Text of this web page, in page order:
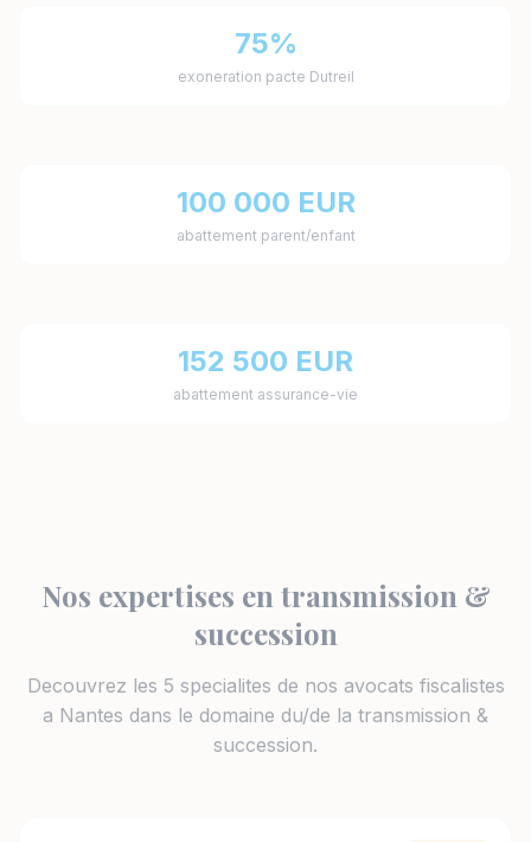
75%
exoneration pacte Dutreil
100 000 EUR
abattement parent/enfant
152 500 EUR
abattement assurance-vie
Nos expertises en transmission &
succession
Decouvrez les 5 specialites de nos avocats fiscalistes
a Nantes dans le domaine du/de la transmission &
succession.